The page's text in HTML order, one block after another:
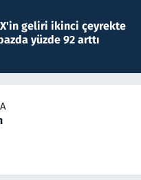
geliri ikinci çeyrekte
yüzde 92 arttı